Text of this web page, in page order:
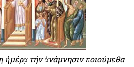
ἡμέρᾳ τήν ἀνάμνησιν ποιούμεθα